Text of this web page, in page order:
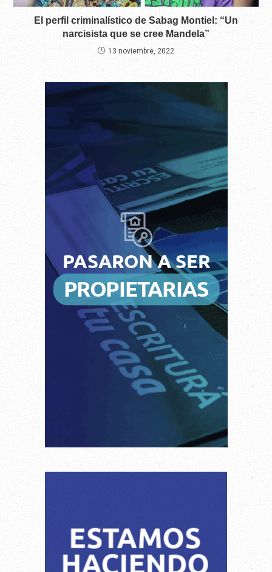
El perfil criminalístico de Sabag Montiel: “Un
narcisista que se cree Mandela”
13 noviembre, 2022